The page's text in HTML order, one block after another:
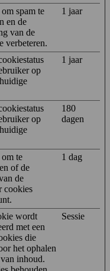
spam te
en de
van de
verbeteren.
1 jaar
op
1 jaar
op
180
dagen
te
of de
de
cookies
1 dag
wordt
met een
die
het ophalen
inhoud.
Sessie